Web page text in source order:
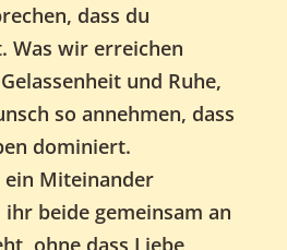
dass du
Was wir erreichen
und Ruhe,
so annehmen, dass
dominiert.
Miteinander
beide gemeinsam an
ohne dass Liebe,